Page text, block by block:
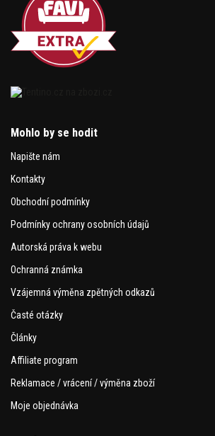
Mohlo by se hodit
Napište nám
Kontakty
Obchodní podmínky
Podmínky ochrany osobních údajů
Autorská práva k webu
Ochranná známka
Vzájemná výměna zpětných odkazů
Časté otázky
Články
Affiliate program
Reklamace / vrácení / výměna zboží
Moje objednávka